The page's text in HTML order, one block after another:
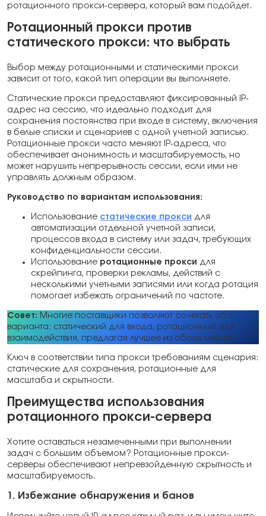
ротационного прокси-сервера, который вам подойдет.
Ротационный прокси против
статического прокси: что выбрать
Выбор между ротационными и статическими прокси
зависит от того, какой тип операции вы выполняете.
Статические прокси предоставляют фиксированный IP-
адрес на сессию, что идеально подходит для
сохранения постоянства при входе в систему, включения
в белые списки и сценариев с одной учетной записью.
Ротационные прокси часто меняют IP-адреса, что
обеспечивает анонимность и масштабируемость, но
может нарушить непрерывность сессии, если ими не
управлять должным образом.
Руководство по вариантам использования:
Использование статические прокси для
автоматизации отдельной учетной записи,
процессов входа в систему или задач, требующих
конфиденциальности сессии.
Использование ротационные прокси для
скрейпинга, проверки рекламы, действий с
несколькими учетными записями или когда ротация
помогает избежать ограничений по частоте.
Совет: Многие поставщики позволяют сочетать оба
варианта: статический для входа, ротационный для
взаимодействия, предлагая лучшее из обоих миров.
Ключ в соответствии типа прокси требованиям сценария:
статические для сохранения, ротационные для
масштаба и скрытности.
Преимущества использования
ротационного прокси-сервера
Хотите оставаться незамеченными при выполнении
задач с большим объемом? Ротационные прокси-
серверы обеспечивают непревзойденную скрытность и
масштабируемость.
1. Избежание обнаружения и банов